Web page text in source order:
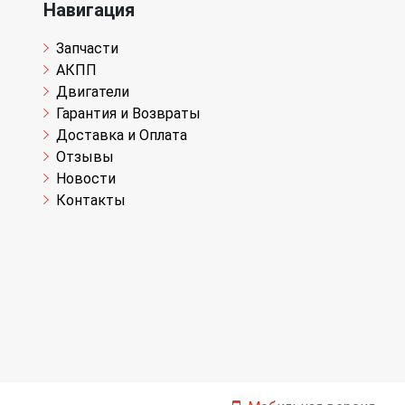
Навигация
Запчасти
АКПП
Двигатели
Гарантия и Возвраты
Доставка и Оплата
Отзывы
Новости
Контакты